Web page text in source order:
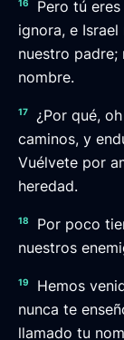
16
Pero tú
ignora, e
nuestro padre;
nombre.
17
¿Por qué,
caminos, y
Vuélvete por
heredad.
18
Por poco
nuestros
19
Hemos
nunca te
llamado tu